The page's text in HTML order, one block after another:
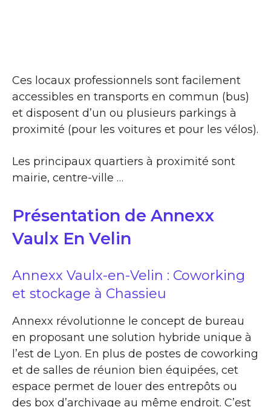
Ces locaux professionnels sont facilement
accessibles en transports en commun (bus)
et disposent d’un ou plusieurs parkings à
proximité (pour les voitures et pour les vélos).
Les principaux quartiers à proximité sont
mairie, centre-ville …
Présentation de Annexx
Vaulx En Velin
Annexx Vaulx-en-Velin : Coworking
et stockage à Chassieu
Annexx révolutionne le concept de bureau
en proposant une solution hybride unique à
l’est de Lyon. En plus de postes de coworking
et de salles de réunion bien équipées, cet
espace permet de louer des entrepôts ou
des box d’archivage au même endroit. C’est